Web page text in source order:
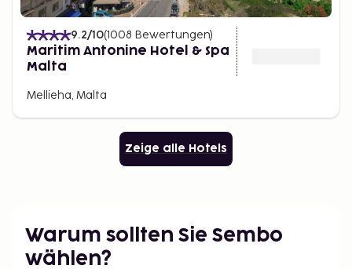
9.2/10(1008 Bewertungen)
Maritim Antonine Hotel & Spa
Malta
Mellieha, Malta
Zeige alle Hotels
Warum sollten Sie Sembo
wählen?